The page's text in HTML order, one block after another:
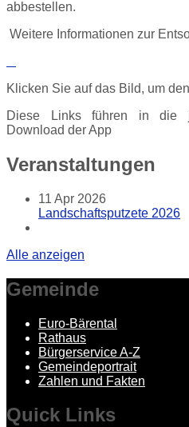
abbestellen.
Weitere Informationen zur
Klicken Sie auf das Bild, um
Diese Links führen in die
Download der App
Veranstaltungen
11 Apr 2026
Landschaftsputzete 2026
Alle anzeigen
Gemeinde
Euro-Bärental
Rathaus
Bürgerservice A-Z
Gemeindeportrait
Zahlen und Fakten
Quick Links